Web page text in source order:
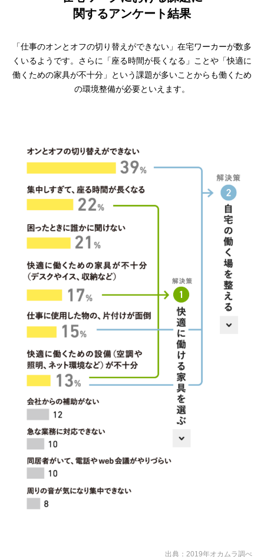
関するアンケート結果
「仕事のオンとオフの切り替えができない」在宅ワーカーが数多
くいるようです。さらに「座る時間が⻑くなる」ことや「快適に
働くための家具が不⼗分」という課題が多いことからも働くため
の環境整備が必要といえます。
出典：2019年オカムラ調べ